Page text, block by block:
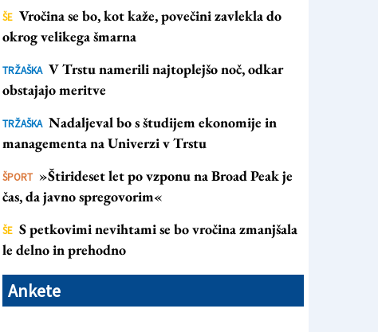
ŠE Vročina se bo, kot kaže, povečini zavlekla do
okrog velikega šmarna
TRŽAŠKA V Trstu namerili najtoplejšo noč, odkar
obstajajo meritve
TRŽAŠKA Nadaljeval bo s študijem ekonomije in
managementa na Univerzi v Trstu
ŠPORT »Štirideset let po vzponu na Broad Peak je
čas, da javno spregovorim«
ŠE S petkovimi nevihtami se bo vročina zmanjšala
le delno in prehodno
Ankete